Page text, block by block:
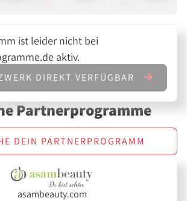
ist leider nicht bei
aktiv.
DIREKT VERFÜGBAR
Partnerprogramme
DEIN PARTNERPROGRAMM
asambeauty.com